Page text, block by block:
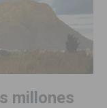
millones